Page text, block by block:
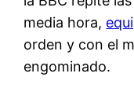
media hora,
orden y con el
engominado.